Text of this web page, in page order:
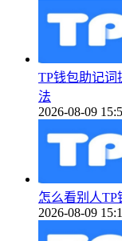
TP钱包助记词
法
2026-08-09
怎么看别人TP
2026-08-09